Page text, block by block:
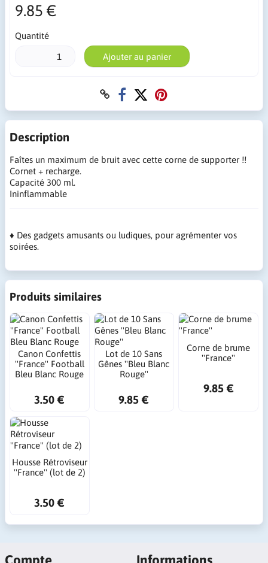
9.85 €
Quantité
Ajouter au panier
Description
Faîtes un maximum de bruit avec cette corne de supporter !!
Cornet + recharge.
Capacité 300 ml.
Ininflammable
♦ Des gadgets amusants ou ludiques, pour agrémenter vos
soirées.
Produits similaires
Canon Confettis
''France'' Football
Bleu Blanc Rouge
3.50 €
Lot de 10 Sans
Gênes ''Bleu Blanc
Rouge''
9.85 €
Corne de brume
''France''
9.85 €
Housse Rétroviseur
''France'' (lot de 2)
3.50 €
Compte Informations